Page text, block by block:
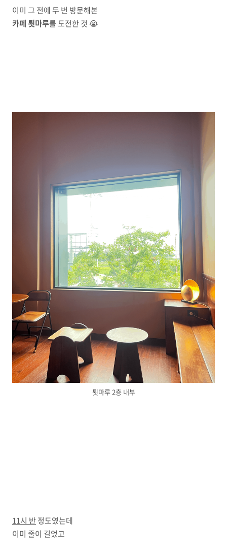
이미 그 전에 두 번 방문해본
카페 툇마루를 도전한 것 😭
툇마루 2층 내부
11시 반정도였는데
이미 줄이 길었고